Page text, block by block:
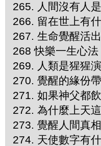
265. 人間沒有人
266. 留在世上有
267. 生命覺醒活
268 快樂一生心
269. 人類是猩猩
270. 覺醒的緣份
271. 如果神父都
272. 為什麼上天
273. 覺醒人間真
274. 天使數字有